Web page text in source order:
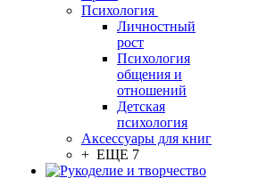
Психология
Личностный
рост
Психология
общения и
отношений
Детская
психология
Аксессуары для книг
+ ЕЩЕ 7